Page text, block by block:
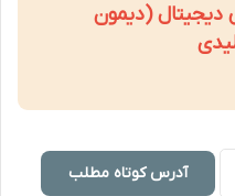
دیجیتال (دیمون
آدرس کوتاه مطلب